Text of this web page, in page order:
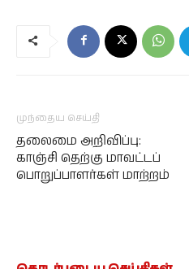
முந்தைய செய்தி
தலைமை அறிவிப்பு:
காஞ்சி தெற்கு மாவட்டப்
பொறுப்பாளர்கள் மாற்றம்